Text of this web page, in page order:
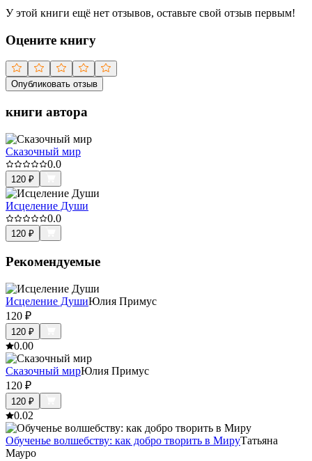
У этой книги ещё нет отзывов, оставьте свой отзыв первым!
Оцените книгу
Опубликовать отзыв
книги автора
Сказочный мир
0.0
120 ₽
Исцеление Души
0.0
120 ₽
Рекомендуемые
Исцеление ДушиЮлия Примус
120 ₽
120 ₽
0.00
Сказочный мирЮлия Примус
120 ₽
120 ₽
0.02
Обученье волшебству: как добро творить в МируТатьяна
Мауро